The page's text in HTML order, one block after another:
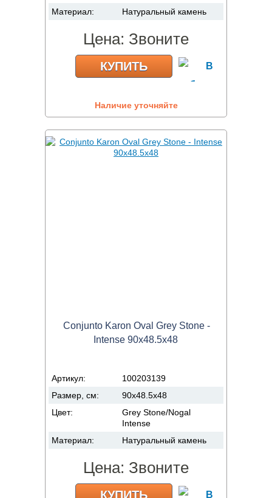
Материал:
Натуральный камень
Цена: Звоните
КУПИТЬ
Наличие уточняйте
Conjunto Karon Oval Grey Stone -
Intense 90x48.5x48
Артикул:
100203139
Размер, см:
90x48.5x48
Цвет:
Grey Stone/Nogal
Intense
Материал:
Натуральный камень
Цена: Звоните
КУПИТЬ